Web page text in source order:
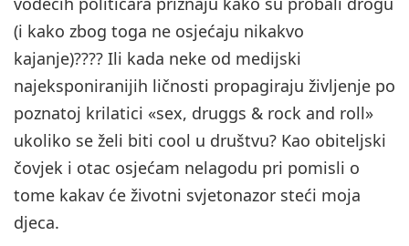
(i kako zbog toga ne osjećaju nikakvo
kajanje)???? Ili kada neke od medijski
najeksponiranijih ličnosti propagiraju življenje po
poznatoj krilatici «sex, druggs & rock and roll»
ukoliko se želi biti cool u društvu? Kao obiteljski
čovjek i otac osjećam nelagodu pri pomisli o
tome kakav će životni svjetonazor steći moja
djeca.